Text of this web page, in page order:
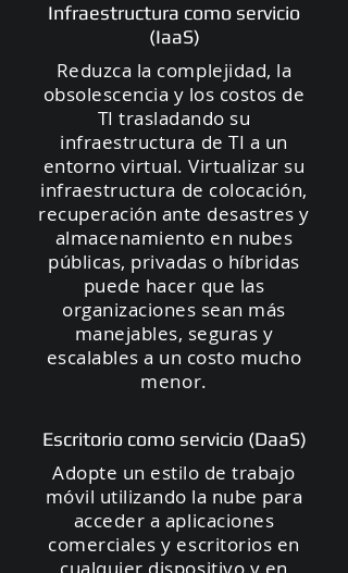
Infraestructura como servicio
(IaaS)
Reduzca la complejidad, la
obsolescencia y los costos de
TI trasladando su
infraestructura de TI a un
entorno virtual. Virtualizar su
infraestructura de colocación,
recuperación ante desastres y
almacenamiento en nubes
públicas, privadas o híbridas
puede hacer que las
organizaciones sean más
manejables, seguras y
escalables a un costo mucho
menor.
Escritorio como servicio (DaaS)
Adopte un estilo de trabajo
móvil utilizando la nube para
acceder a aplicaciones
comerciales y escritorios en